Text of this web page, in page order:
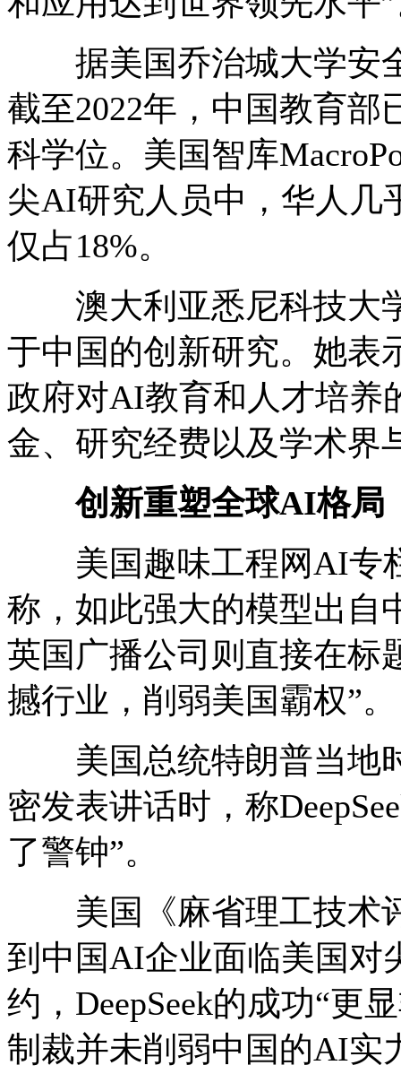
据美国乔治城大学安
截至2022年，中国教育
科学位。美国智库
尖AI研究人员中，华人几
仅占18%。
澳大利亚悉尼科技大学
于中国的创新研究。她表
政府对AI教育和人才培养
金、研究经费以及学术界
创新重塑全球AI格局
美国趣味工程网AI专栏
称，如此强大的模型出自
英国广播公司则直接在标
撼行业，削弱美国霸权”。
美国总统特朗普当地时
密发表讲话时，称
了警钟”。
美国《麻省理工技术
到中国AI企业面临美国对
约，DeepSeek的成功“更
制裁并未削弱中国的AI实